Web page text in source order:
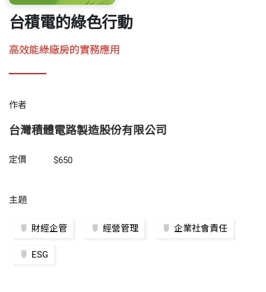
台積電的綠色行動
高效能綠廠房的實務應用
作者
台灣積體電路製造股份有限公司
定價 $650
主題
財經企管 經營管理 企業社會責任
ESG